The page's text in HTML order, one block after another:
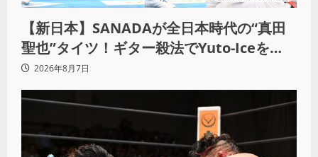
【新日本】SANADAが全日本時代の“真田
聖也”タイツ！ギター殺法でYuto-Iceを
KO「俺と闘う時は考えろ。感じるな」
2026年8月7日